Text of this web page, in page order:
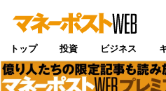
トップ 投資 ビジネス